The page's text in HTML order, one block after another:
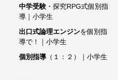
中学受験 ・探究RPG式個別指
導｜小学生
出口式論理エンジンを個別指
導で！｜小学生
個別指導 （１：２）｜小学生